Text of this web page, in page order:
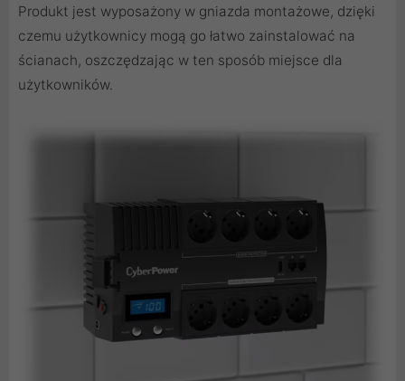
Produkt jest wyposażony w gniazda montażowe, dzięki
czemu użytkownicy mogą go łatwo zainstalować na
ścianach, oszczędzając w ten sposób miejsce dla
użytkowników.